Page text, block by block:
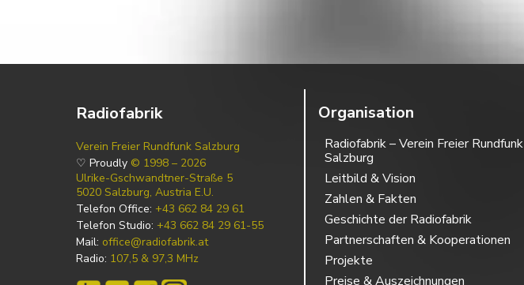
Radiofabrik
Verein Freier Rundfunk Salzburg
♡ Proudly © 1998 – 2026
Ulrike-Gschwandtner-Straße 5
5020 Salzburg, Austria E.U.
Telefon Office: +43 662 84 29 61
Telefon Studio: +43 662 84 29 61-55
Mail: office@radiofabrik.at
Radio: 107,5 & 97,3 MHz
Organisation
Radiofabrik – Verein Freier Rundfunk
Salzburg
Leitbild & Vision
Zahlen & Fakten
Geschichte der Radiofabrik
Partnerschaften & Kooperationen
Projekte
Preise & Auszeichnungen